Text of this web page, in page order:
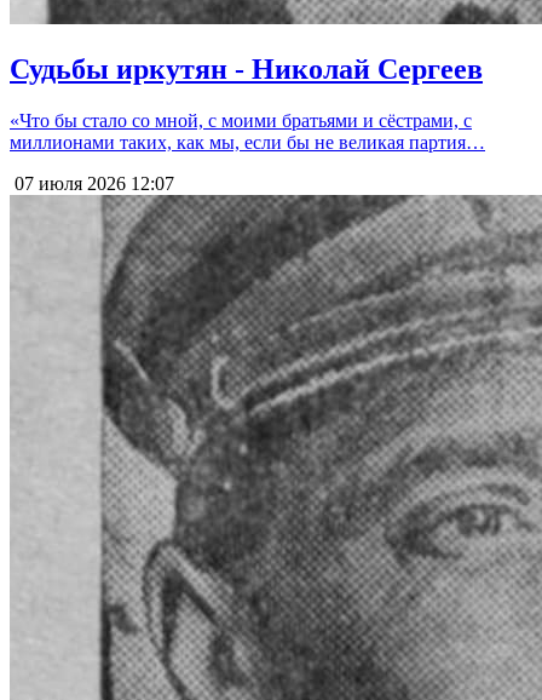
Судьбы иркутян - Николай Сергеев
«Что бы стало со мной, с моими братьями и сёстрами, с
миллионами таких, как мы, если бы не великая партия…
07 июля 2026 12:07